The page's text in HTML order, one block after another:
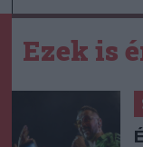
Ezek is